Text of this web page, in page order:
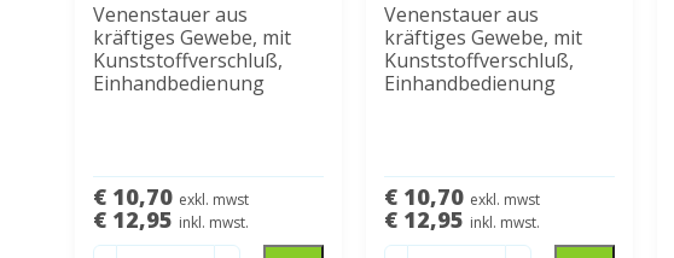
Venenstauer aus
kräftiges Gewebe, mit
Kunststoffverschluß,
Einhandbedienung
€ 10,70 exkl. mwst
€ 12,95 inkl. mwst.
Venenstauer aus
kräftiges Gewebe, mit
Kunststoffverschluß,
Einhandbedienung
€ 10,70 exkl. mwst
€ 12,95 inkl. mwst.